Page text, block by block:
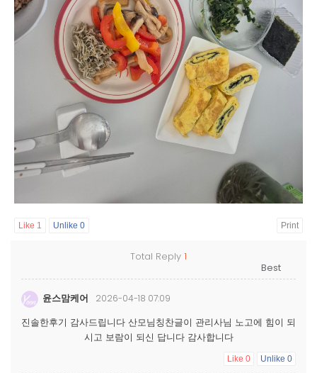
Like 1 Unlike 0 Print
Total Reply 1
윤스맘케어 2026-04-18 07:09
진솔한후기 감사드립니다 산모님칭찬글이 관리사님 노고에 힘이 되
시고 보람이 되신 답니다 감사합니다
Like 0 Unlike 0